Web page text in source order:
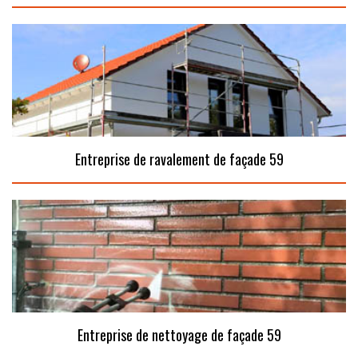
Entreprise de ravalement de façade 59
Entreprise de nettoyage de façade 59